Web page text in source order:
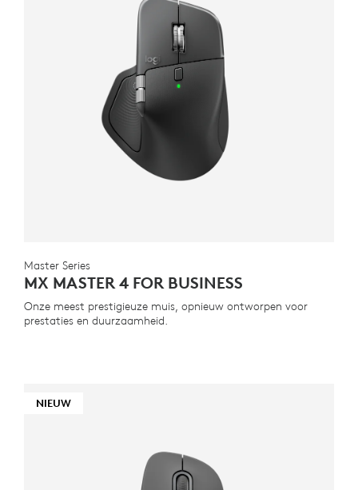
Master Series
MX MASTER 4 FOR BUSINESS
Onze meest prestigieuze muis, opnieuw ontworpen voor
prestaties en duurzaamheid.
NIEUW